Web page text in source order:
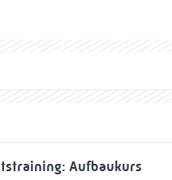
Aufbaukurs